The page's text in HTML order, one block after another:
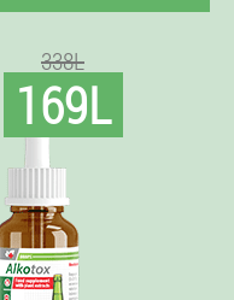
338L
169L